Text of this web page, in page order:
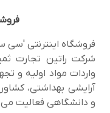
فروشگاه اینترنتی 'سی
شرکت راتین تجارت
واردات مواد اولیه و
آرایشی بهداشتی،
و دانشگاهی فعالیت می